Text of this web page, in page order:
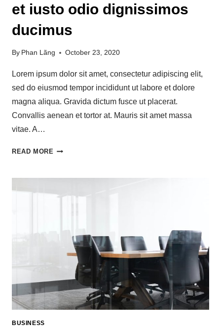
et iusto odio dignissimos
ducimus
By Phan Lãng October 23, 2020
Lorem ipsum dolor sit amet, consectetur adipiscing elit,
sed do eiusmod tempor incididunt ut labore et dolore
magna aliqua. Gravida dictum fusce ut placerat.
Convallis aenean et tortor at. Mauris sit amet massa
vitae. A…
READ MORE
BUSINESS